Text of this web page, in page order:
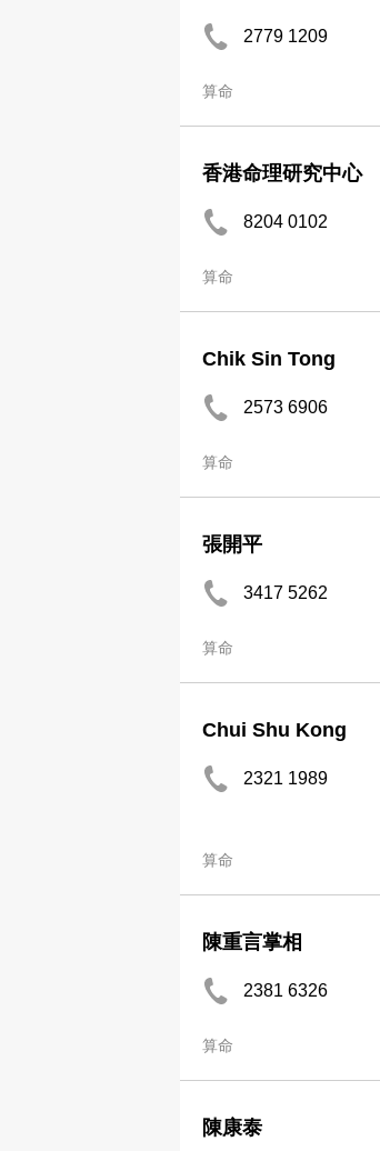
2779 1209
算命
香港命理研究中心
8204 0102
算命
Chik Sin Tong
2573 6906
算命
張開平
3417 5262
算命
Chui Shu Kong
2321 1989
算命
陳重言掌相
2381 6326
算命
陳康泰